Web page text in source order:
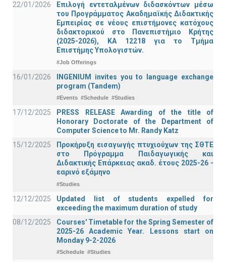
22/01/2026
Επιλογή εντεταλμένων διδασκόντων μέσω
του Προγράμματος Ακαδημαϊκής Διδακτικής
Εμπειρίας σε νέους επιστήμονες κατόχους
διδακτορικού στο Πανεπιστήμιο Κρήτης
(2025-2026), ΚΑ 12218 για το Τμήμα
Επιστήμης Υπολογιστών.
#Job Offerings
16/01/2026
INGENIUM invites you to language exchange
program (Tandem)
#Events #Schedule #Studies
17/12/2025
PRESS RELEASE Awarding of the title of
Honorary Doctorate of the Department of
Computer Science to Mr. Randy Katz
15/12/2025
Προκήρυξη εισαγωγής πτυχιούχων της ΣΘΤΕ
στο Πρόγραμμα Παιδαγωγικής και
Διδακτικής Επάρκειας ακαδ. έτους 2025-26 -
εαρινό εξάμηνο
#Studies
12/12/2025
Updated list of students expelled for
exceeding the maximum duration of study
08/12/2025
Courses' Timetable for the Spring Semester of
2025-26 Academic Year. Lessons start on
Monday 9-2-2026
#Schedule #Studies